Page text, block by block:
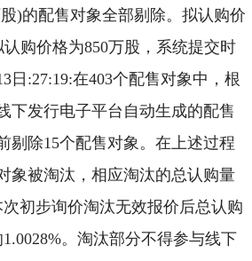
)的配售对象全部剔除。拟认购价
购价格为850万股，系统提交时
日:27:19:在403个配售对象中，根
下发行电子平台自动生成的配售
剔除15个配售对象。在上述过程
象被淘汰，相应淘汰的总认购量
次初步询价淘汰无效报价后总认购
。淘汰部分不得参与线下